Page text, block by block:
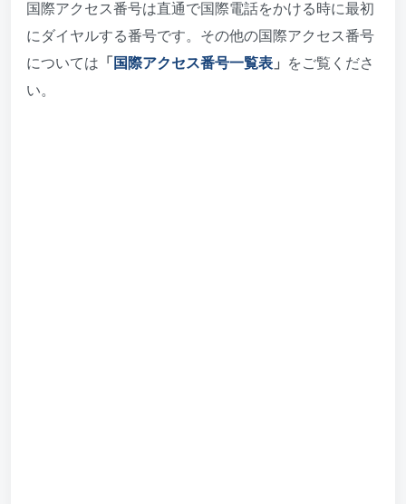
国際アクセス番号は直通で国際電話をかける時に最初
にダイヤルする番号です。その他の国際アクセス番号
については 「 国際アクセス番号一覧表 」
をご覧くださ
い。